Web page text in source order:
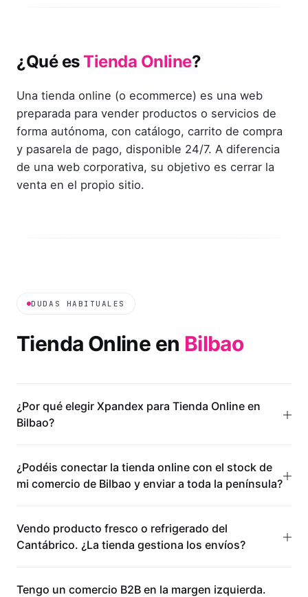
¿Qué esTienda Online?
Una tienda online (o ecommerce) es una web
preparada para vender productos o servicios de
forma autónoma, con catálogo, carrito de compra
y pasarela de pago, disponible 24/7. A diferencia
de una web corporativa, su objetivo es cerrar la
venta en el propio sitio.
DUDAS HABITUALES
Tienda Online en Bilbao
¿Por qué elegir Xpandex para Tienda Online en
Bilbao?
¿Podéis conectar la tienda online con el stock de
mi comercio de Bilbao y enviar a toda la península?
Vendo producto fresco o refrigerado del
Cantábrico. ¿La tienda gestiona los envíos?
Tengo un comercio B2B en la margen izquierda.